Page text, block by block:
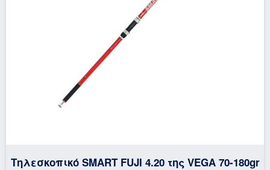
Τηλεσκοπικό SMART FUJI 4.20 της VEGA 70-180gr